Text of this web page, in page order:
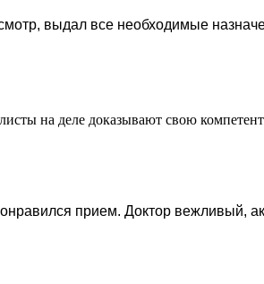
выдал все необходимые
на деле доказывают свою
прием. Доктор вежливый,